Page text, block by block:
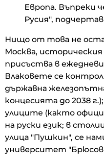
Европа. Въпреки
Русия",
Нищо от това не
Москва,
присъства в
Влаковете се
държавна
концесията до 2038
улиците (както
на руски език; в
улица "Пушкин", се
университет